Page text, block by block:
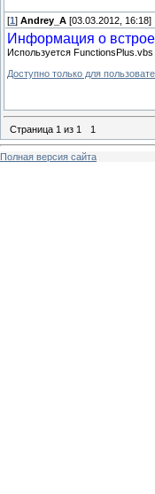
[1 ] Andrey_A [03.03.2012, 16:18]
Информация о
Используется
Доступно только для
Страница 1 из 1 1
Полная версия сайта